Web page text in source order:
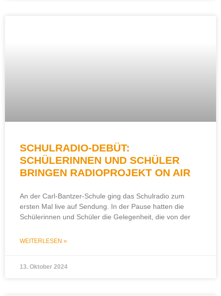
SCHULRADIO-DEBÜT:
SCHÜLERINNEN UND SCHÜLER
BRINGEN RADIOPROJEKT ON AIR
An der Carl-Bantzer-Schule ging das Schulradio zum
ersten Mal live auf Sendung. In der Pause hatten die
Schülerinnen und Schüler die Gelegenheit, die von der
WEITERLESEN »
13. Oktober 2024